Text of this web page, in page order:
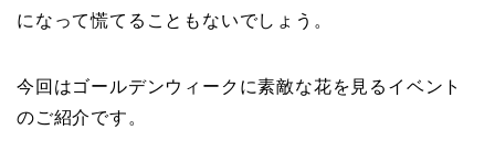
になって慌てることもないでしょう。
今回はゴールデンウィークに素敵な花を見るイベント
のご紹介です。